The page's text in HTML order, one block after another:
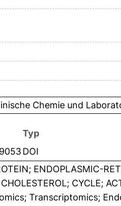
Chemie und
Typ
DOI
ENDOPLASMIC-
CYCLE;
Transcriptomics;